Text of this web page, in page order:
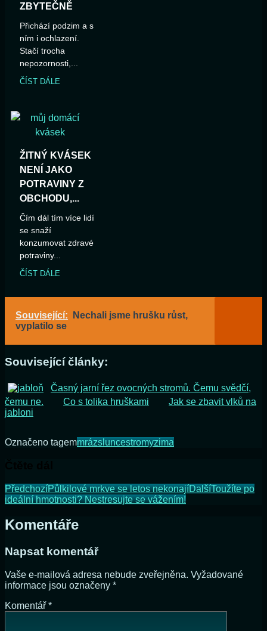
ZBYTEČNĚ
Přichází podzim a s
ním i ochlazení.
Stačí trocha
nepozornosti,...
ČÍST DÁLE
ŽITNÝ KVÁSEK
NENÍ JAKO
POTRAVINY Z
OBCHODU,...
Čím dál tím více lidí
se snaží
konzumovat zdravé
potraviny...
ČÍST DÁLE
Související:
Nechali jsme hrušku růst,
vyplatilo se
Související články:
Časný jarní řez ovocných stromů. Čemu svědčí,
čemu ne.
Co s tolika hruškami
Jak se zbavit vlků na
jabloni
Označeno tagemmrázsluncestromyzima
PředchozíPůlkilové mrkve se letos nekonajíDalšíToužíte po
ideální hmotnosti? Nestresujte se vážením!
Komentáře
Napsat komentář
Vaše e-mailová adresa nebude zveřejněna. Vyžadované
informace jsou označeny *
Komentář *